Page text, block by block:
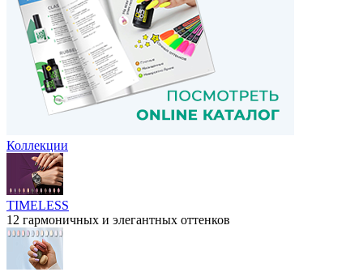
Коллекции
TIMELESS
12 гармоничных и элегантных оттенков